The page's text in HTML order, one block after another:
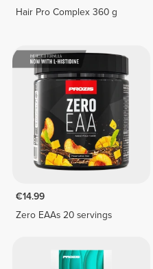
Hair Pro Complex 360 g
€14.99
Zero EAAs 20 servings